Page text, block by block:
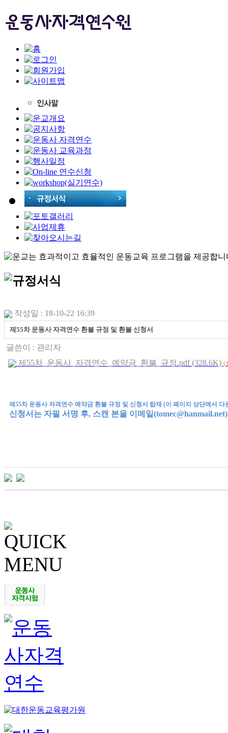
작성일 : 18-10-22 16:39
제55차 운동사 자격연수 환불 규정 및 환불 신청서
글쓴이 : 관리자
제55차_운동사_자격연수_예약금_환불_규정.pdf (328.6K)
제55차 운동사 자격연수 예약금 환불 규정 및 신청서 탑재 (이 페이지 상단에서 다
신청서는 자필 서명 후, 스캔 본을 이메일